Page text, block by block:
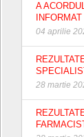
A
INFORMAT
04 aprilie
28 martie